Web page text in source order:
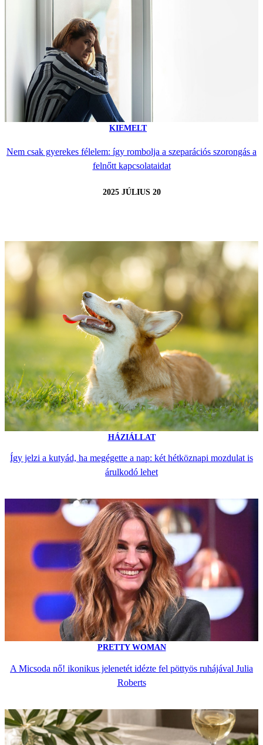
KIEMELT
Nem csak gyerekes félelem: így rombolja a szeparációs szorongás a
felnőtt kapcsolataidat
2025 JÚLIUS 20
HÁZIÁLLAT
Így jelzi a kutyád, ha megégette a nap: két hétköznapi mozdulat is
árulkodó lehet
PRETTY WOMAN
A Micsoda nő! ikonikus jelenetét idézte fel pöttyös ruhájával Julia
Roberts